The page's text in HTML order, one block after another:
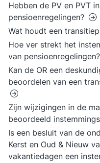
Hebben de PV en PVT
pensioenregelingen?
Wat houdt een
Hoe ver strekt het
van pensioenregelingen?
Kan de OR een
beoordelen van een
Zijn wijzigingen in de
beoordeeld
Is een besluit van de
Kerst en Oud & Nieuw
vakantiedagen een